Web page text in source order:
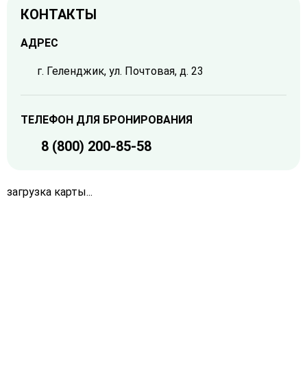
КОНТАКТЫ
АДРЕС
г. Геленджик, ул. Почтовая, д. 23
ТЕЛЕФОН ДЛЯ БРОНИРОВАНИЯ
8 (800) 200-85-58
загрузка карты...